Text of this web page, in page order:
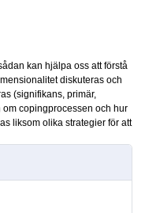
kan hjälpa oss att förstå
diskuteras och
(signifikans, primär,
copingprocessen och hur
liksom olika strategier för att